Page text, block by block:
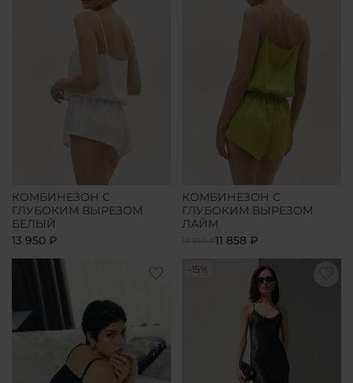
КОМБИНЕЗОН С
ГЛУБОКИМ ВЫРЕЗОМ
БЕЛЫЙ
13 950 ₽
КОМБИНЕЗОН С
ГЛУБОКИМ ВЫРЕЗОМ
ЛАЙМ
13 950 ₽11 858 ₽
-15%